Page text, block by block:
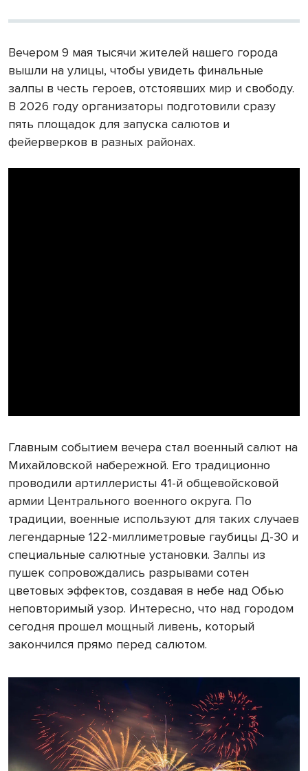
Вечером 9 мая тысячи жителей нашего города
вышли на улицы, чтобы увидеть финальные
залпы в честь героев, отстоявших мир и свободу.
В 2026 году организаторы подготовили сразу
пять площадок для запуска салютов и
фейерверков в разных районах.
Главным событием вечера стал военный салют на
Михайловской набережной. Его традиционно
проводили артиллеристы 41-й общевойсковой
армии Центрального военного округа. По
традиции, военные используют для таких случаев
легендарные 122-миллиметровые гаубицы Д-30 и
специальные салютные установки. Залпы из
пушек сопровождались разрывами сотен
цветовых эффектов, создавая в небе над Обью
неповторимый узор. Интересно, что над городом
сегодня прошел мощный ливень, который
закончился прямо перед салютом.